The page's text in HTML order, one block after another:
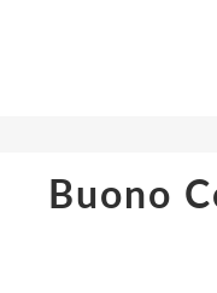
Buono